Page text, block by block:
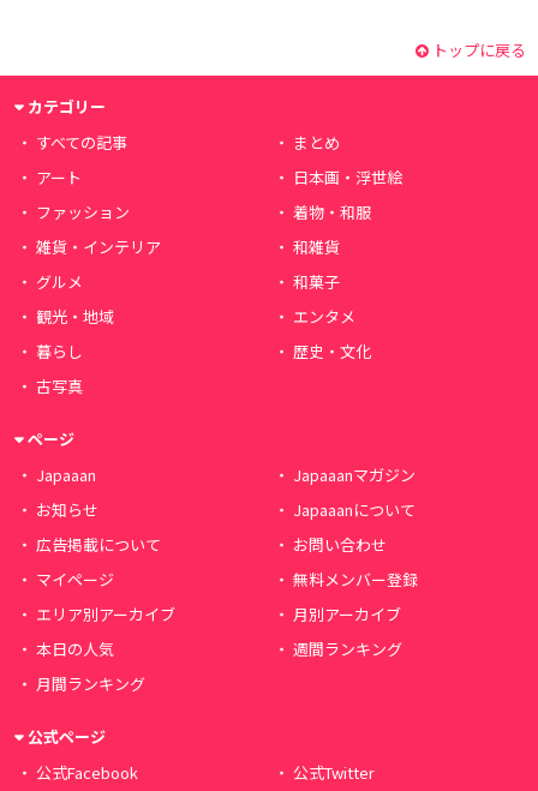
トップに戻る
カテゴリー
すべての記事
まとめ
アート
日本画・浮世絵
ファッション
着物・和服
雑貨・インテリア
和雑貨
グルメ
和菓子
観光・地域
エンタメ
暮らし
歴史・文化
古写真
ページ
Japaaan
Japaaanマガジン
お知らせ
Japaaanについて
広告掲載について
お問い合わせ
マイページ
無料メンバー登録
エリア別アーカイブ
月別アーカイブ
本日の人気
週間ランキング
月間ランキング
公式ページ
公式Facebook
公式Twitter